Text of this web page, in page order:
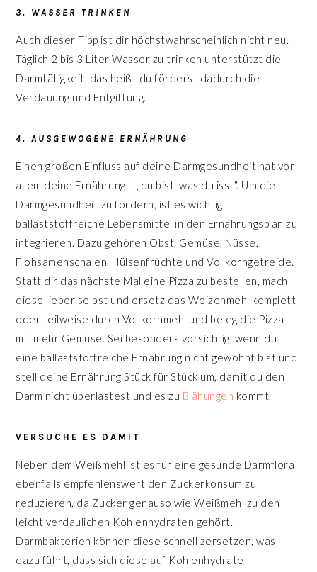
3. WASSER TRINKEN
Auch dieser Tipp ist dir höchstwahrscheinlich nicht neu.
Täglich 2 bis 3 Liter Wasser zu trinken unterstützt die
Darmtätigkeit, das heißt du förderst dadurch die
Verdauung und Entgiftung.
4. AUSGEWOGENE ERNÄHRUNG
Einen großen Einfluss auf deine Darmgesundheit hat vor
allem deine Ernährung – „du bist, was du isst“. Um die
Darmgesundheit zu fördern, ist es wichtig
ballaststoffreiche Lebensmittel in den Ernährungsplan zu
integrieren. Dazu gehören Obst, Gemüse, Nüsse,
Flohsamenschalen, Hülsenfrüchte und Vollkorngetreide.
Statt dir das nächste Mal eine Pizza zu bestellen, mach
diese lieber selbst und ersetz das Weizenmehl komplett
oder teilweise durch Vollkornmehl und beleg die Pizza
mit mehr Gemüse. Sei besonders vorsichtig, wenn du
eine ballaststoffreiche Ernährung nicht gewöhnt bist und
stell deine Ernährung Stück für Stück um, damit du den
Darm nicht überlastest und es zu Blähungen kommt.
VERSUCHE ES DAMIT
Neben dem Weißmehl ist es für eine gesunde Darmflora
ebenfalls empfehlenswert den Zuckerkonsum zu
reduzieren, da Zucker genauso wie Weißmehl zu den
leicht verdaulichen Kohlenhydraten gehört.
Darmbakterien können diese schnell zersetzen, was
dazu führt, dass sich diese auf Kohlenhydrate